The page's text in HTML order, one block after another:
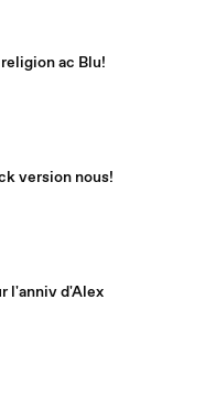
ac Blu!
version nous!
l'anniv d'Alex